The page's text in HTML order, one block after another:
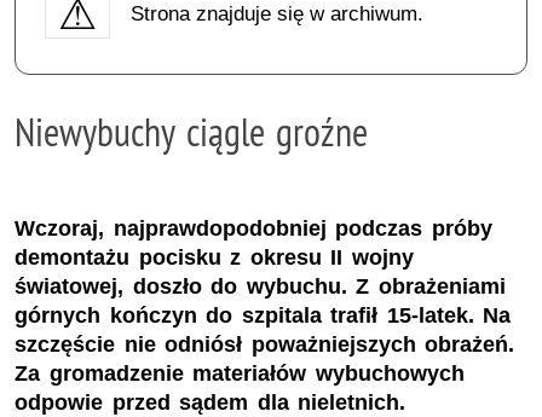
Strona znajduje się w archiwum.
Niewybuchy ciągle groźne
Wczoraj, najprawdopodobniej podczas próby
demontażu pocisku z okresu II wojny
światowej, doszło do wybuchu. Z obrażeniami
górnych kończyn do szpitala trafił 15-latek. Na
szczęście nie odniósł poważniejszych obrażeń.
Za gromadzenie materiałów wybuchowych
odpowie przed sądem dla nieletnich.